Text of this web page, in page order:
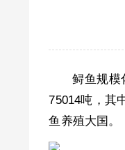
鲟鱼规模
75014吨，其
鱼养殖大国。